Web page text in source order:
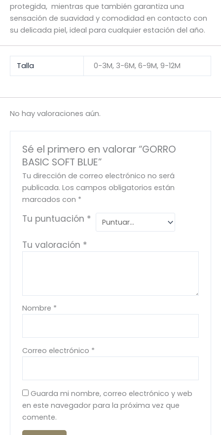
protegida, mientras que también garantiza una
sensación de suavidad y comodidad en contacto con
su delicada piel, ideal para cualquier estación del año.
Talla 0-3M, 3-6M, 6-9M, 9-12M
No hay valoraciones aún.
Sé el primero en valorar “GORRO
BASIC SOFT BLUE”
Tu dirección de correo electrónico no será
publicada. Los campos obligatorios están
marcados con *
Tu puntuación *
Tu valoración *
Nombre *
Correo electrónico *
Guarda mi nombre, correo electrónico y web
en este navegador para la próxima vez que
comente.